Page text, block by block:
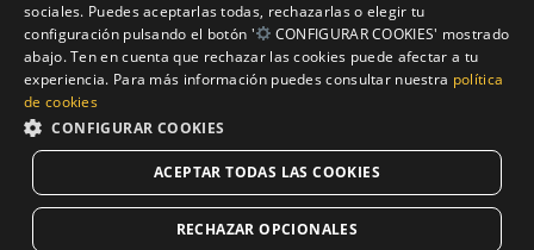
Aviso Legal
Política de Cookies
Solicitar Información
sociales. Puedes aceptarlas todas, rechazarlas o elegir tu
configuración pulsando el botón '
CONFIGURAR COOKIES' mostrado
abajo. Ten en cuenta que rechazar las cookies puede afectar a tu
experiencia. Para más información puedes consultar nuestra política
de cookies
CONFIGURAR COOKIES
ACEPTAR TODAS LAS COOKIES
RECHAZAR OPCIONALES